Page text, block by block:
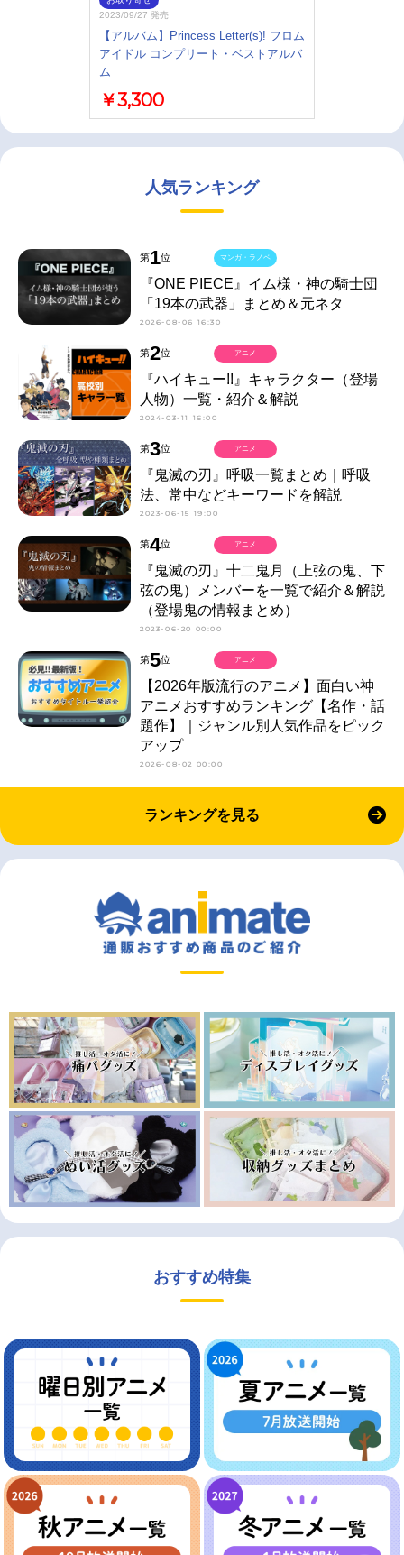
2023/09/27 発売
【アルバム】Princess Letter(s)! フロム
アイドル コンプリート・ベストアルバ
ム
￥3,300
人気ランキング
第1位
『ONE PIECE』イム様・神の騎士団
「19本の武器」まとめ＆元ネタ
2026-08-06 16:30
マンガ・ラノベ
第2位
『ハイキュー!!』キャラクター（登場
人物）一覧・紹介＆解説
2024-03-11 16:00
アニメ
第3位
『鬼滅の刃』呼吸一覧まとめ｜呼吸
法、常中などキーワードを解説
2023-06-15 19:00
アニメ
第4位
『鬼滅の刃』十二鬼月（上弦の鬼、下
弦の鬼）メンバーを一覧で紹介＆解説
（登場鬼の情報まとめ）
2023-06-20 00:00
アニメ
第5位
【2026年版流行のアニメ】面白い神
アニメおすすめランキング【名作・話
題作】｜ジャンル別人気作品をピック
アップ
2026-08-02 00:00
アニメ
ランキングを見る
おすすめ特集